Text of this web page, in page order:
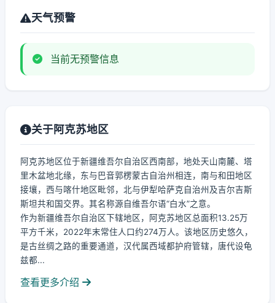
天气预警
当前无预警信息
关于阿克苏地区
阿克苏地区位于新疆维吾尔自治区西南部，地处天山南麓、塔
里木盆地北缘，东与巴音郭楞蒙古自治州相连，南与和田地区
接壤，西与喀什地区毗邻，北与伊犁哈萨克自治州及吉尔吉斯
斯坦共和国交界。其名称源自维吾尔语“白水”之意。
作为新疆维吾尔自治区下辖地区，阿克苏地区总面积13.25万
平方千米，2022年末常住人口约274万人。该地区历史悠久，
是古丝绸之路的重要通道，汉代属西域都护府管辖，唐代设龟
兹都...
查看更多介绍